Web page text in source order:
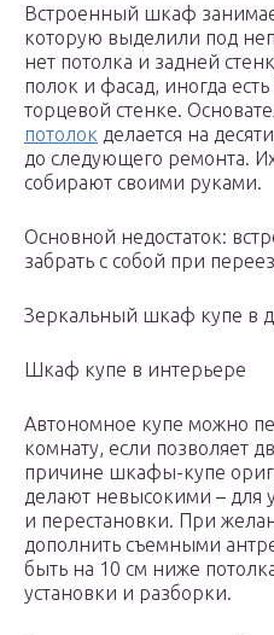
Встроенный шкаф
которую выделили под
нет потолка и задней
полок и фасад, иногда
торцевой стенке.
потолок делается на
до следующего ремонта.
собирают своими руками.
Основной недостаток:
забрать с собой при
Зеркальный шкаф купе в
Шкаф купе в интерьере
Автономное купе можно
комнату, если позволяет
причине шкафы-купе
делают невысокими – для
и перестановки. При
дополнить съемными
быть на 10 см ниже
установки и разборки.